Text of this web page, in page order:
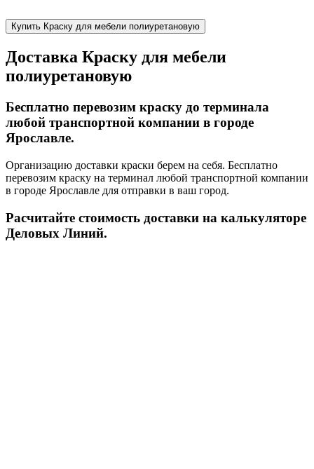
Купить Краску для мебели полиуретановую
Доставка Краску для мебели
полиуретановую
Бесплатно перевозим краску до терминала
любой транспортной компании в городе
Ярославле.
Организацию доставки краски берем на себя. Бесплатно
перевозим краску на терминал любой транспортной компании
в городе Ярославле для отправки в ваш город.
Расчитайте стоимость доставки на калькуляторе
Деловых Линий.